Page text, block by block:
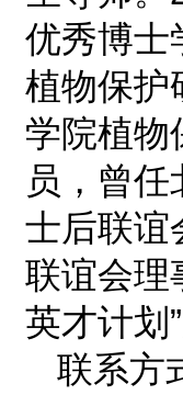
优秀博士
植物保护
学院植物
员，曾
士后联谊
联谊会理
英才计划
联系方